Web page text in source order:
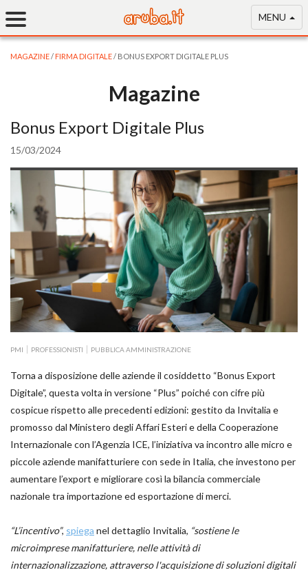
MENU
MAGAZINE/ FIRMA DIGITALE/ BONUS EXPORT DIGITALE PLUS
Magazine
Bonus Export Digitale Plus
15/03/2024
PMI PROFESSIONISTI PUBBLICA AMMINISTRAZIONE
Torna a disposizione delle aziende il cosiddetto “Bonus Export
Digitale”, questa volta in versione “Plus” poiché con cifre più
cospicue rispetto alle precedenti edizioni: gestito da Invitalia e
promosso dal Ministero degli Affari Esteri e della Cooperazione
Internazionale con l’Agenzia ICE, l’iniziativa va incontro alle micro e
piccole aziende manifatturiere con sede in Italia, che investono per
aumentare l’export e migliorare così la bilancia commerciale
nazionale tra importazione ed esportazione di merci.
“L’incentivo”, spiega nel dettaglio Invitalia, “sostiene le
microimprese manifatturiere, nelle attività di
internazionalizzazione, attraverso l'acquisizione di soluzioni digitali